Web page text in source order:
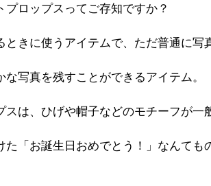
プロップスってご存知ですか？
ときに使うアイテムで、ただ普通に写
な写真を残すことができるアイテム。
スは、ひげや帽子などのモチーフが一
た「お誕生日おめでとう！」なんても